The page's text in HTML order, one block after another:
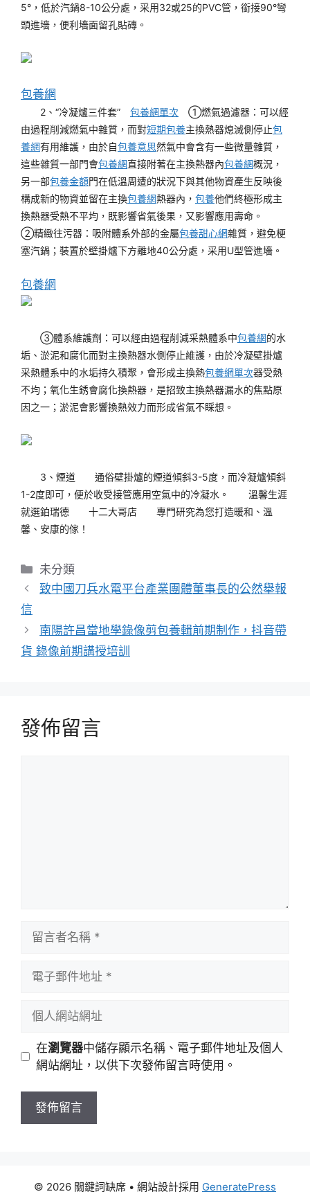
5°，低於汽鍋8-10公分處，采用32或25的PVC管，銜接90°彎
頭進墻，便利墻面留孔貼磚。
包養網
2、“冷凝爐三件套” 包養網單次 ①燃氣過濾器：可以經
由過程削減燃氣中雜質，而對短期包養主換熱器熄滅側停止包
養網有用維護，由於自包養意思然氣中會含有一些微量雜質，
這些雜質一部門會包養網直接附著在主換熱器內包養網概況，
另一部包養金額門在低溫周遭的狀況下與其他物資產生反映後
構成新的物資並留在主換包養網熱器內， 包養他們終極形成主
換熱器受熱不平均，既影響省氣後果，又影響應用壽命。
②精緻往污器：吸附體系外部的金屬包養甜心網雜質，避免梗
塞汽鍋；裝置於壁掛爐下方離地40公分處，采用U型管進墻。
包養網
③體系維護劑：可以經由過程削減采熱體系中包養網的水
垢、淤泥和腐化而對主換熱器水側停止維護，由於冷凝壁掛爐
采熱體系中的水垢持久積聚，會形成主換熱包養網單次器受熱
不均；氧化生銹會腐化換熱器，是招致主換熱器漏水的焦點原
因之一；淤泥會影響換熱效力而形成省氣不睬想。
3、煙道 通俗壁掛爐的煙道傾斜3-5度，而冷凝爐傾斜
1-2度即可，便於收受接管應用空氣中的冷凝水。
溫馨生涯
就選鉑瑞德 十二大哥店 專門研究為您打造暖和、溫
馨、安康的傢！
分
類
未分類
致中國刀兵水電平台產業團體董事長的公然舉報
信
南陽許昌當地學錄像剪包養輯前期制作，抖音帶
貨 錄像前期講授培訓
發佈留言
址
站
址
在瀏覽器中儲存顯示名稱、電子郵件地址及個人
網站網址，以供下次發佈留言時使用。
© 2026 關鍵詞缺席 • 網站設計採用 GeneratePress